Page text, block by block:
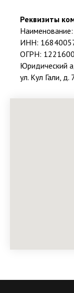
Реквизиты
ИНН:
ОГРН:
Юридический
ул. Кул Гали, д.